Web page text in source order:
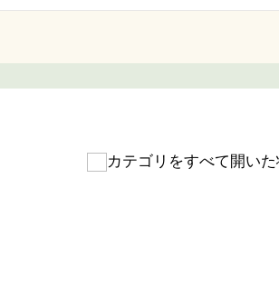
カテゴリをすべて開い